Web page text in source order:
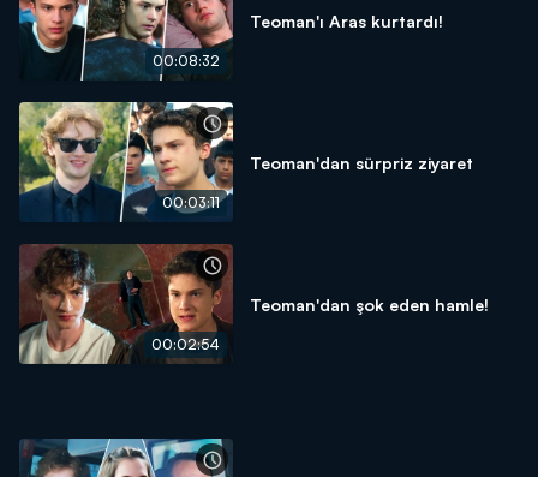
00:08:32
Teoman'ı Aras kurtardı!
00:03:11
Teoman'dan sürpriz ziyaret
00:02:54
Teoman'dan şok eden hamle!